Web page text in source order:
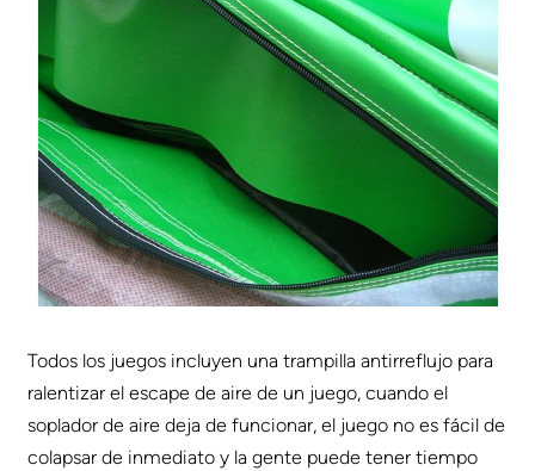
Todos los juegos incluyen una trampilla antirreflujo para
ralentizar el escape de aire de un juego, cuando el
soplador de aire deja de funcionar, el juego no es fácil de
colapsar de inmediato y la gente puede tener tiempo